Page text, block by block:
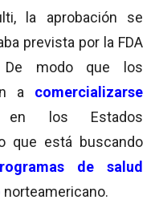
la aprobación se
prevista por la FDA
modo que los
a comercializarse
los Estados
que está buscando
de salud
norteamericano.